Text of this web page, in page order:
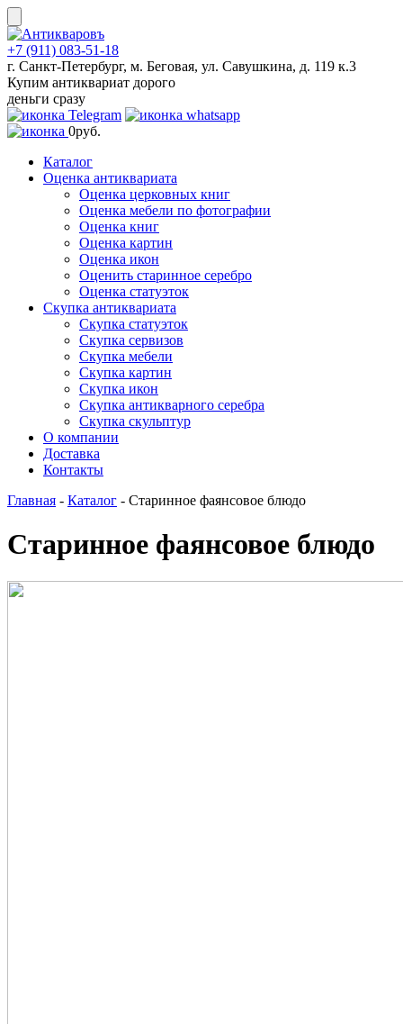
Skip
to
content
+7 (911) 083-51-18
г. Санкт-Петербург, м. Беговая, ул. Савушкина, д. 119 к.3
Купим антиквариат дорого
деньги сразу
0руб.
Каталог
Оценка антиквариата
Оценка церковных книг
Оценка мебели по фотографии
Оценка книг
Оценка картин
Оценка икон
Оценить старинное серебро
Оценка статуэток
Скупка антиквариата
Скупка статуэток
Скупка сервизов
Скупка мебели
Скупка картин
Скупка икон
Скупка антикварного серебра
Скупка скульптур
О компании
Доставка
Контакты
Главная - Каталог - Старинное фаянсовое блюдо
Старинное фаянсовое блюдо